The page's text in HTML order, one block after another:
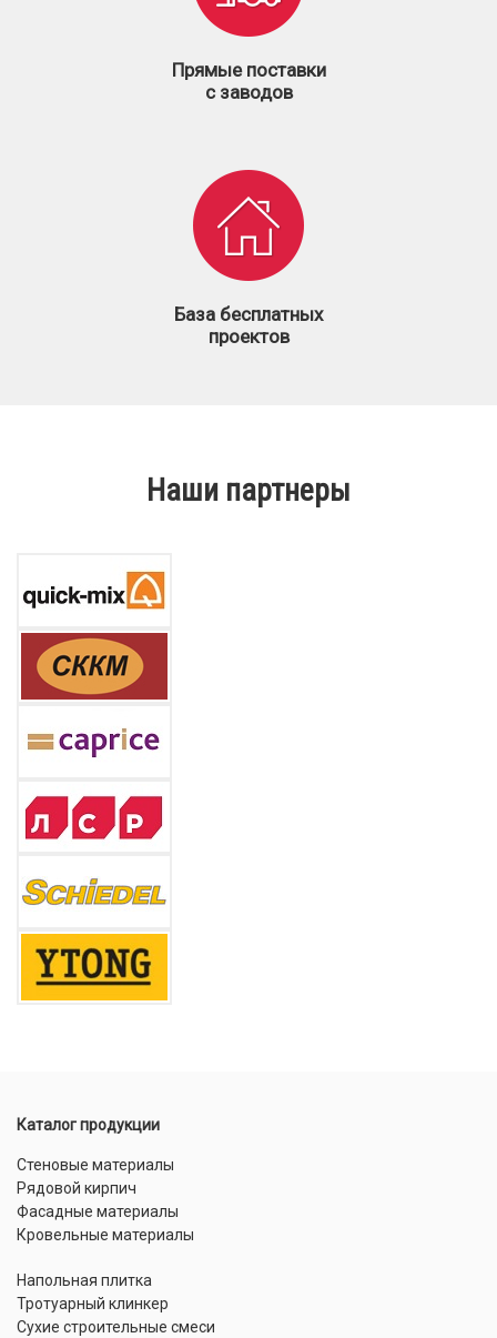
Прямые поставки
с заводов
База бесплатных
проектов
Наши партнеры
Каталог продукции
Стеновые материалы
Рядовой кирпич
Фасадные материалы
Кровельные материалы
Напольная плитка
Тротуарный клинкер
Сухие строительные смеси